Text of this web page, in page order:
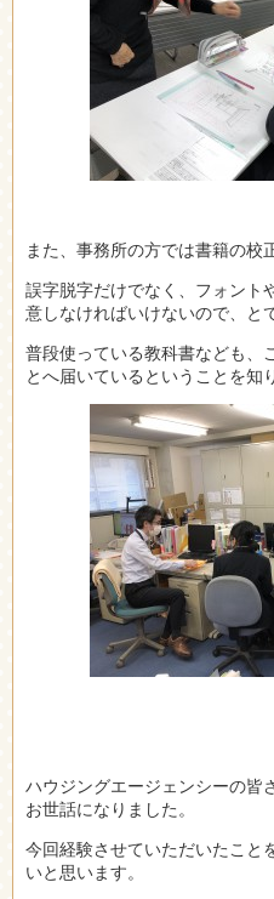
また、事務所の方では書籍の校
誤字脱字だけでなく、フォント
意しなければいけないので、と
普段使っている教科書なども、
とへ届いているということを知
ハウジングエージェンシーの皆
お世話になりました。
今回経験させていただいたこと
いと思います。